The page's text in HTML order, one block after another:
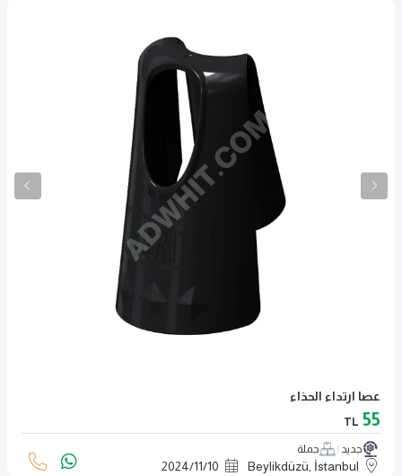
عصا ارتداء الحذاء
55
TL
جديد جملة
Beylikdüzü, İstanbul
2024/11/10